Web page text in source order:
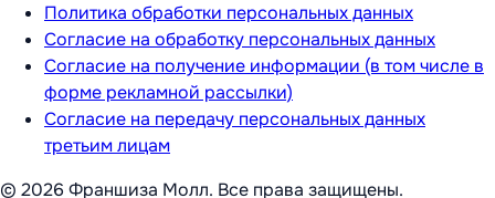
Политика обработки персональных данных
Согласие на обработку персональных данных
Согласие на получение информации (в том числе в
форме рекламной рассылки)
Согласие на передачу персональных данных
третьим лицам
© 2026 Франшиза Молл. Все права защищены.